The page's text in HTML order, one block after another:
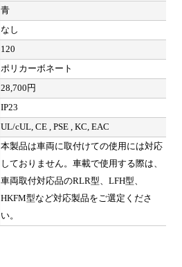
青
なし
120
ポリカーボネート
28,700円
IP23
UL/cUL, CE , PSE , KC, EAC
本製品は車両に取付けての使用には対応
しておりません。車載で使用する際は、
車両取付対応品のRLR型、LFH型、
HKFM型など対応製品をご選定くださ
い。